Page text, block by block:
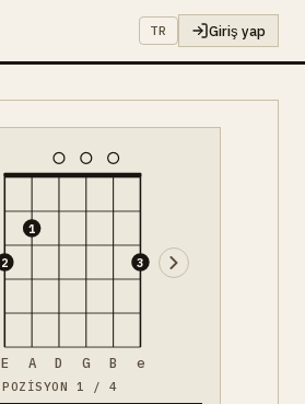
TR Giriş yap
2
1
3
E A D G B e
POZISYON 1 / 4